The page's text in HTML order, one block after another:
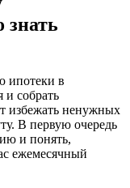
знать
ипотеки в
и собрать
избежать ненужных
В первую очередь
и понять,
ежемесячный